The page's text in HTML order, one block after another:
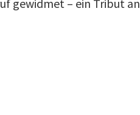
gewidmet – ein Tribut an